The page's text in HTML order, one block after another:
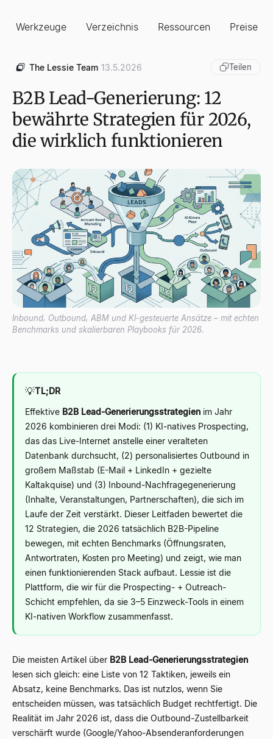
Werkzeuge Verzeichnis Ressourcen Preise
The Lessie Team 13.5.2026 Teilen
B2B Lead-Generierung: 12
bewährte Strategien für 2026,
die wirklich funktionieren
Inbound, Outbound, ABM und KI-gesteuerte Ansätze – mit echten
Benchmarks und skalierbaren Playbooks für 2026.
💡TL;DR
Effektive B2B Lead-Generierungsstrategien im Jahr
2026 kombinieren drei Modi: (1) KI-natives Prospecting,
das das Live-Internet anstelle einer veralteten
Datenbank durchsucht, (2) personalisiertes Outbound in
großem Maßstab (E-Mail + LinkedIn + gezielte
Kaltakquise) und (3) Inbound-Nachfragegenerierung
(Inhalte, Veranstaltungen, Partnerschaften), die sich im
Laufe der Zeit verstärkt. Dieser Leitfaden bewertet die
12 Strategien, die 2026 tatsächlich B2B-Pipeline
bewegen, mit echten Benchmarks (Öffnungsraten,
Antwortraten, Kosten pro Meeting) und zeigt, wie man
einen funktionierenden Stack aufbaut. Lessie ist die
Plattform, die wir für die Prospecting- + Outreach-
Schicht empfehlen, da sie 3–5 Einzweck-Tools in einem
KI-nativen Workflow zusammenfasst.
Die meisten Artikel über B2B Lead-Generierungsstrategien
lesen sich gleich: eine Liste von 12 Taktiken, jeweils ein
Absatz, keine Benchmarks. Das ist nutzlos, wenn Sie
entscheiden müssen, was tatsächlich Budget rechtfertigt. Die
Realität im Jahr 2026 ist, dass die Outbound-Zustellbarkeit
verschärft wurde (Google/Yahoo-Absenderanforderungen